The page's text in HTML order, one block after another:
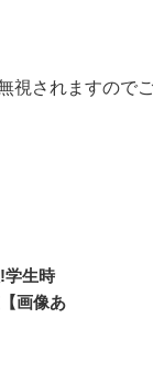
視されますので
学生時
画像あ